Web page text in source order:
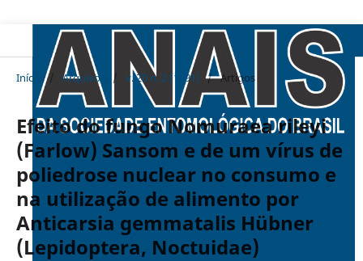
Início / Arquivos / v. 20 n. 2 (1991) / Artigos
Efeito do fungo Nomuraea rileyi
(Farlow) Sansom e de um vírus de
poliedrose nuclear no consumo e
na utilização de alimento por
Anticarsia gemmatalis Hübner
(Lepidoptera, Noctuidae)